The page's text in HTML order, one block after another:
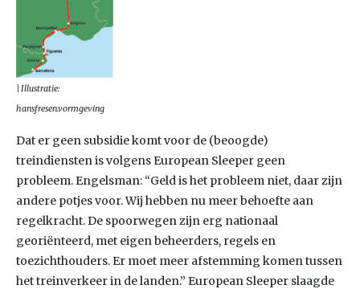
| Illustratie:
hansfresen.vormgeving
Dat er geen subsidie komt voor de (beoogde)
treindiensten is volgens European Sleeper geen
probleem. Engelsman: “Geld is het probleem niet, daar zijn
andere potjes voor. Wij hebben nu meer behoefte aan
regelkracht. De spoorwegen zijn erg nationaal
georiënteerd, met eigen beheerders, regels en
toezichthouders. Er moet meer afstemming komen tussen
het treinverkeer in de landen.” European Sleeper slaagde